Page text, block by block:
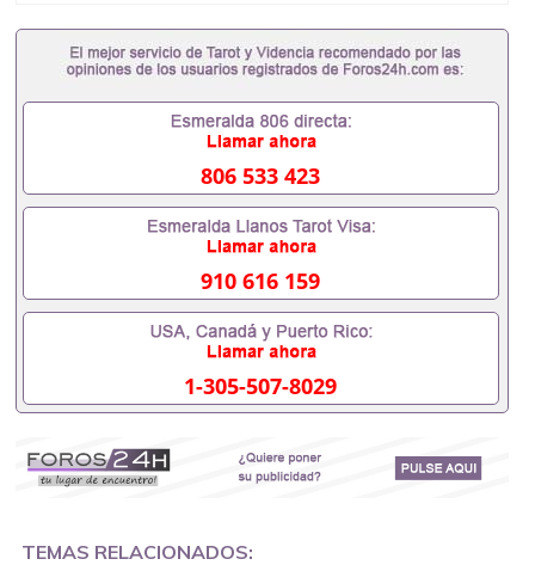
证+成绩单+留学回国人员证明+教育部认证,录取通知
书，雅思。（全套留学回国必备证明材料，给父母及
亲朋好友一份完美交代）； 2、雅思、托福，
校、转学，甚至是申请工签都可以用到）。 注：上述
材料，随时都可以安排办理，毕业证成绩单，学校，
内找工作假的毕业证可以用吗551190476假的毕业证
成绩单可以办学历认证吗551190476要定居国外需要
办理什么材料551190476入职事业单位/国企假的毕业
证会查吗551190476入职国企/事业单位需要些什么材
料551190476办理假毕业证在国内能用吗, 挂科拿不到
毕业证怎么办, 毕业证丢了怎么办, 没有正常毕业怎么
办理毕业证,没毕业可以办学历认证吗,您是否因为中
途辍学、挂科而没有正常毕业551190476您是否因为
递交材料不齐而被拒之门外551190476您是否因没正
常毕业而导致回国得不到教育部认证在校挂科了不想
读了,成绩不理想毕不了业怎么办551190476找工作没
如何办理本科/硕士毕业证551190476网上买文凭可靠
吗551190476哪里可以买国外文凭551190476国外本
可以制作美国毕业证551190476哪里可以办理澳洲毕
806 533 423
910 616 159
1-305-507-8029
TEMAS RELACIONADOS: